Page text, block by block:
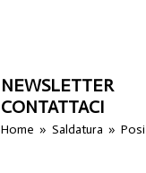
NEWSLETTER
CONTATTACI
Home »Saldatura »